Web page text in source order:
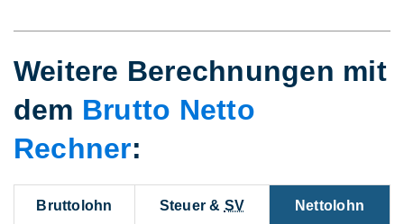
Weitere Berechnungen mit
dem Brutto Netto
Rechner:
Bruttolohn Steuer & SV Nettolohn